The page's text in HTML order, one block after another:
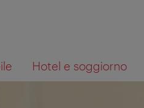
Hotel e soggiorno